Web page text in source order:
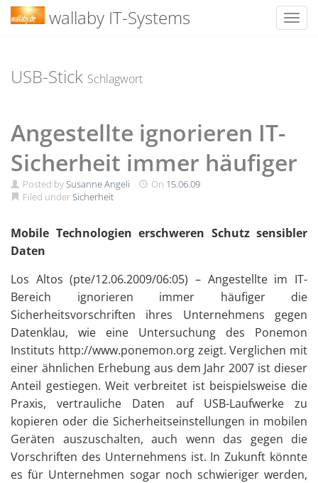
content
wallaby IT-Systems
USB-Stick Schlagwort
Angestellte ignorieren IT-
Sicherheit immer häufiger
Posted bySusanne Angeli On 15.06.09
Filed underSicherheit
Mobile Technologien erschweren Schutz sensibler
Daten
Los Altos (pte/12.06.2009/06:05) – Angestellte im IT-
Bereich ignorieren immer häufiger die
Sicherheitsvorschriften ihres Unternehmens gegen
Datenklau, wie eine Untersuchung des Ponemon
Instituts http://www.ponemon.org zeigt. Verglichen mit
einer ähnlichen Erhebung aus dem Jahr 2007 ist dieser
Anteil gestiegen. Weit verbreitet ist beispielsweise die
Praxis, vertrauliche Daten auf USB-Laufwerke zu
kopieren oder die Sicherheitseinstellungen in mobilen
Geräten auszuschalten, auch wenn das gegen die
Vorschriften des Unternehmens ist. In Zukunft könnte
es für Unternehmen sogar noch schwieriger werden,